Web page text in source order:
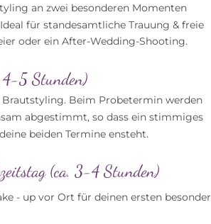
an zwei besonderen Momenten
für standesamtliche Trauung & freie
oder ein After-Wedding-Shooting.
4-5 Stunden)
Beim Probetermin werden
abgestimmt, so dass ein stimmiges
beiden Termine ensteht.
(ca. 3-4 Stunden)
- up vor Ort für deinen ersten